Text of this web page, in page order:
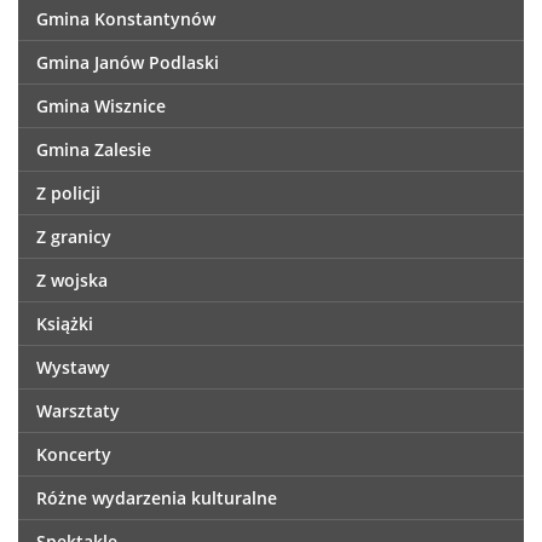
Gmina Konstantynów
Gmina Janów Podlaski
Gmina Wisznice
Gmina Zalesie
Z policji
Z granicy
Z wojska
Książki
Wystawy
Warsztaty
Koncerty
Różne wydarzenia kulturalne